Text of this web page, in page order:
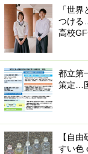
「世
つける
高校
都立第
策定…
【自
すい色